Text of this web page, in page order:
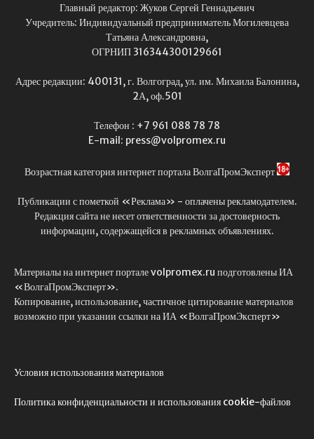
Главный редактор: Жуков Сергей Геннадьевич
Учредитель: Индивидуальный предприниматель Могилевцева
Татьяна Александровна,
ОГРНИП 316344300129661
Адрес редакции: 400131, г. Волгоград, ул. им. Михаила Балонина,
2А, оф.501
Телефон : +7 961 088 78 78
E-mail: press@volpromex.ru
Возрастная категория интернет портала ВолгаПромЭксперт
Публикации с пометкой «Реклама» - оплачены рекламодателем.
Редакция сайта не несет ответственности за достоверность
информации, содержащейся в рекламных объявлениях.
Материалы на интернет портале volpromex.ru подготовлены ИА
«ВолгаПромЭксперт».
Копирование, использование, частичное цитирование материалов
возможно при указании ссылки на ИА «ВолгаПромЭксперт»
Условия использования материалов
Политика конфиденциальности и использования cookie-файлов